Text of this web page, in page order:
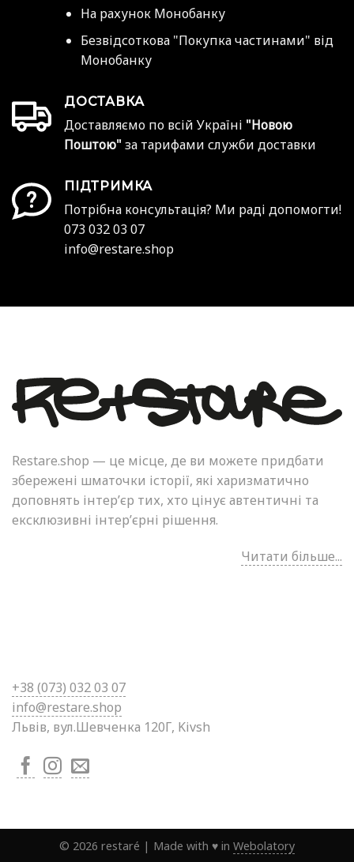
На рахунок Монобанку
Безвідсоткова "Покупка частинами" від
Монобанку
ДОСТАВКА
Доставляємо по всій Україні "Новою
Поштою" за тарифами служби доставки
ПІДТРИМКА
Потрібна консультація? Ми раді допомогти!
073 032 03 07
info@restare.shop
Restare.shop — це місце, де ви можете придбати
збережені шматочки історії, які харизматично
доповнять інтер’єр тих, хто цінує автентичні та
ексклюзивні інтер’єрні рішення.
Читати більше...
+38 (073) 032 03 07
info@restare.shop
Львів, вул.Шевченка 120Г, Kivsh
© 2026 restaré | Made with ♥ in Webolatory